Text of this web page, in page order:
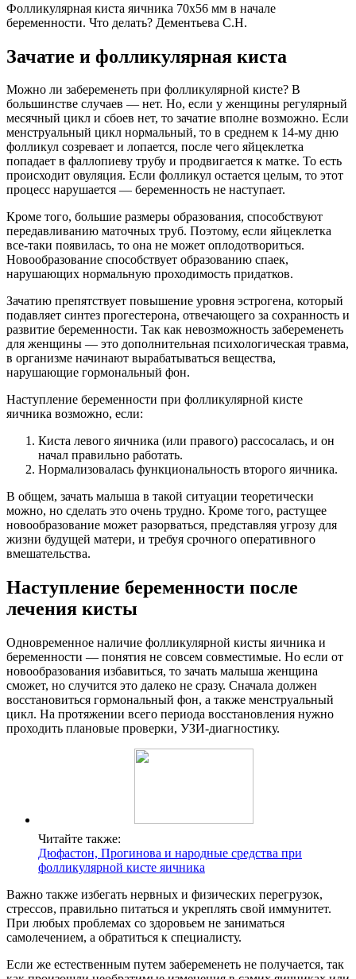
Фолликулярная киста яичника 70х56 мм в начале
беременности. Что делать? Дементьева С.Н.
Зачатие и фолликулярная киста
Можно ли забеременеть при фолликулярной кисте? В
большинстве случаев — нет. Но, если у женщины регулярный
месячный цикл и сбоев нет, то зачатие вполне возможно. Если
менструальный цикл нормальный, то в среднем к 14-му дню
фолликул созревает и лопается, после чего яйцеклетка
попадает в фаллопиеву трубу и продвигается к матке. То есть
происходит овуляция. Если фолликул остается целым, то этот
процесс нарушается — беременность не наступает.
Кроме того, большие размеры образования, способствуют
передавливанию маточных труб. Поэтому, если яйцеклетка
все-таки появилась, то она не может оплодотвориться.
Новообразование способствует образованию спаек,
нарушающих нормальную проходимость придатков.
Зачатию препятствует повышение уровня эстрогена, который
подавляет синтез прогестерона, отвечающего за сохранность и
развитие беременности. Так как невозможность забеременеть
для женщины — это дополнительная психологическая травма,
в организме начинают вырабатываться вещества,
нарушающие гормональный фон.
Наступление беременности при фолликулярной кисте
яичника возможно, если:
Киста левого яичника (или правого) рассосалась, и он
начал правильно работать.
Нормализовалась функциональность второго яичника.
В общем, зачать малыша в такой ситуации теоретически
можно, но сделать это очень трудно. Кроме того, растущее
новообразование может разорваться, представляя угрозу для
жизни будущей матери, и требуя срочного оперативного
вмешательства.
Наступление беременности после
лечения кисты
Одновременное наличие фолликулярной кисты яичника и
беременности — понятия не совсем совместимые. Но если от
новообразования избавиться, то зачать малыша женщина
сможет, но случится это далеко не сразу. Сначала должен
восстановиться гормональный фон, а также менструальный
цикл. На протяжении всего периода восстановления нужно
проходить плановые проверки, УЗИ-диагностику.
Читайте также:
Дюфастон, Прогинова и народные средства при
фолликулярной кисте яичника
Важно также избегать нервных и физических перегрузок,
стрессов, правильно питаться и укреплять свой иммунитет.
При любых проблемах со здоровьем не заниматься
самолечением, а обратиться к специалисту.
Если же естественным путем забеременеть не получается, так